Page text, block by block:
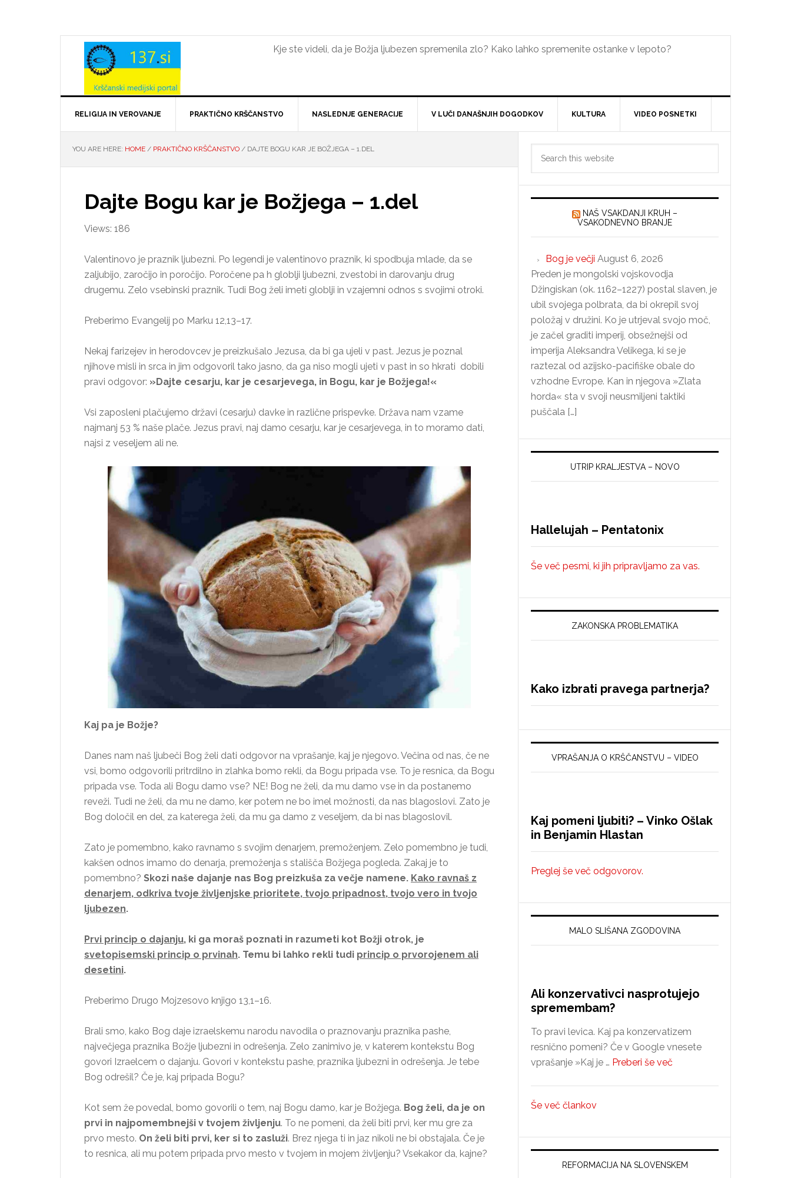
Kje ste videli, da je Božja ljubezen spremenila zlo? Kako lahko spremenite ostanke v lepoto?
RELIGIJA IN VEROVANJE PRAKTIČNO KRŠČANSTVO NASLEDNJE GENERACIJE V LUČI DANAŠNJIH DOGODKOV KULTURA VIDEO POSNETKI
YOU ARE HERE: HOME / PRAKTIČNO KRŠČANSTVO / DAJTE BOGU KAR JE BOŽJEGA – 1.DEL
Dajte Bogu kar je Božjega – 1.del
Views: 186
Valentinovo je praznik ljubezni. Po legendi je valentinovo praznik, ki spodbuja mlade, da se
zaljubijo, zaročijo in poročijo. Poročene pa h globlji ljubezni, zvestobi in darovanju drug
drugemu. Zelo vsebinski praznik. Tudi Bog želi imeti globlji in vzajemni odnos s svojimi otroki.
Preberimo Evangelij po Marku 12,13–17.
Nekaj farizejev in herodovcev je preizkušalo Jezusa, da bi ga ujeli v past. Jezus je poznal
njihove misli in srca in jim odgovoril tako jasno, da ga niso mogli ujeti v past in so hkrati dobili
pravi odgovor: »Dajte cesarju, kar je cesarjevega, in Bogu, kar je Božjega!«
Vsi zaposleni plačujemo državi (cesarju) davke in različne prispevke. Država nam vzame
najmanj 53 % naše plače. Jezus pravi, naj damo cesarju, kar je cesarjevega, in to moramo dati,
najsi z veseljem ali ne.
Kaj pa je Božje?
Danes nam naš ljubeči Bog želi dati odgovor na vprašanje, kaj je njegovo. Večina od nas, če ne
vsi, bomo odgovorili pritrdilno in zlahka bomo rekli, da Bogu pripada vse. To je resnica, da Bogu
pripada vse. Toda ali Bogu damo vse? NE! Bog ne želi, da mu damo vse in da postanemo
reveži. Tudi ne želi, da mu ne damo, ker potem ne bo imel možnosti, da nas blagoslovi. Zato je
Bog določil en del, za katerega želi, da mu ga damo z veseljem, da bi nas blagoslovil.
Zato je pomembno, kako ravnamo s svojim denarjem, premoženjem. Zelo pomembno je tudi,
kakšen odnos imamo do denarja, premoženja s stališča Božjega pogleda. Zakaj je to
pomembno? Skozi naše dajanje nas Bog preizkuša za večje namene. Kako ravnaš z
denarjem, odkriva tvoje življenjske prioritete, tvojo pripadnost, tvojo vero in tvojo
ljubezen.
Prvi princip o dajanju, ki ga moraš poznati in razumeti kot Božji otrok, je
svetopisemski princip o prvinah. Temu bi lahko rekli tudi princip o prvorojenem ali
desetini.
Preberimo Drugo Mojzesovo knjigo 13,1–16.
Brali smo, kako Bog daje izraelskemu narodu navodila o praznovanju praznika pashe,
največjega praznika Božje ljubezni in odrešenja. Zelo zanimivo je, v katerem kontekstu Bog
govori Izraelcem o dajanju. Govori v kontekstu pashe, praznika ljubezni in odrešenja. Je tebe
Bog odrešil? Če je, kaj pripada Bogu?
Kot sem že povedal, bomo govorili o tem, naj Bogu damo, kar je Božjega. Bog želi, da je on
prvi in najpomembnejši v tvojem življenju. To ne pomeni, da želi biti prvi, ker mu gre za
prvo mesto. On želi biti prvi, ker si to zasluži. Brez njega ti in jaz nikoli ne bi obstajala. Če je
to resnica, ali mu potem pripada prvo mesto v tvojem in mojem življenju? Vsekakor da, kajne?
Primary
Sidebar
NAŠ VSAKDANJI KRUH –
VSAKODNEVNO BRANJE
Bog je večji August 6, 2026
Preden je mongolski vojskovodja
Džingiskan (ok. 1162–1227) postal slaven, je
ubil svojega polbrata, da bi okrepil svoj
položaj v družini. Ko je utrjeval svojo moč,
je začel graditi imperij, obsežnejši od
imperija Aleksandra Velikega, ki se je
raztezal od azijsko-pacifiške obale do
vzhodne Evrope. Kan in njegova »Zlata
horda« sta v svoji neusmiljeni taktiki
puščala […]
UTRIP KRALJESTVA – NOVO
Hallelujah – Pentatonix
Še več pesmi, ki jih pripravljamo za vas.
ZAKONSKA PROBLEMATIKA
Kako izbrati pravega partnerja?
VPRAŠANJA O KRŠČANSTVU – VIDEO
Kaj pomeni ljubiti? – Vinko Ošlak
in Benjamin Hlastan
Preglej še več odgovorov.
MALO SLIŠANA ZGODOVINA
Ali konzervativci nasprotujejo
spremembam?
To pravi levica. Kaj pa konzervatizem
resnično pomeni? Če v Google vnesete
vprašanje »Kaj je … Preberi še več
Še več člankov
REFORMACIJA NA SLOVENSKEM